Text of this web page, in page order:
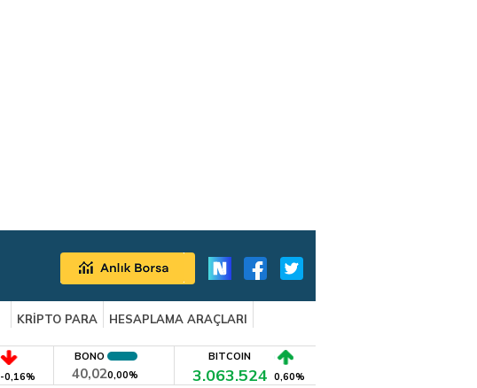
KRİPTO PARA
HESAPLAMA ARAÇLARI
-0,16%
BONO
40,020,00%
BITCOIN
3.063.524 0,60%